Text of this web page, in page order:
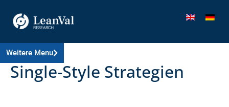
Weitere Menu
Single-Style Strategien